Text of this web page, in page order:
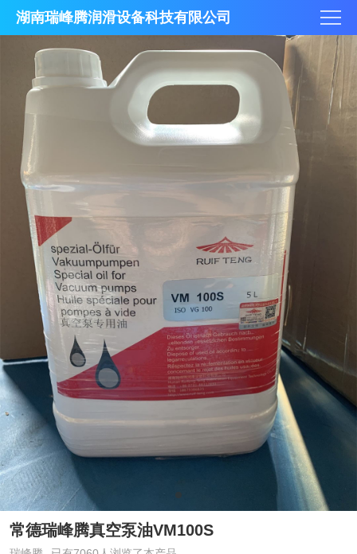
湖南瑞峰腾润滑设备科技有限公司
常德瑞峰腾真空泵油VM100S